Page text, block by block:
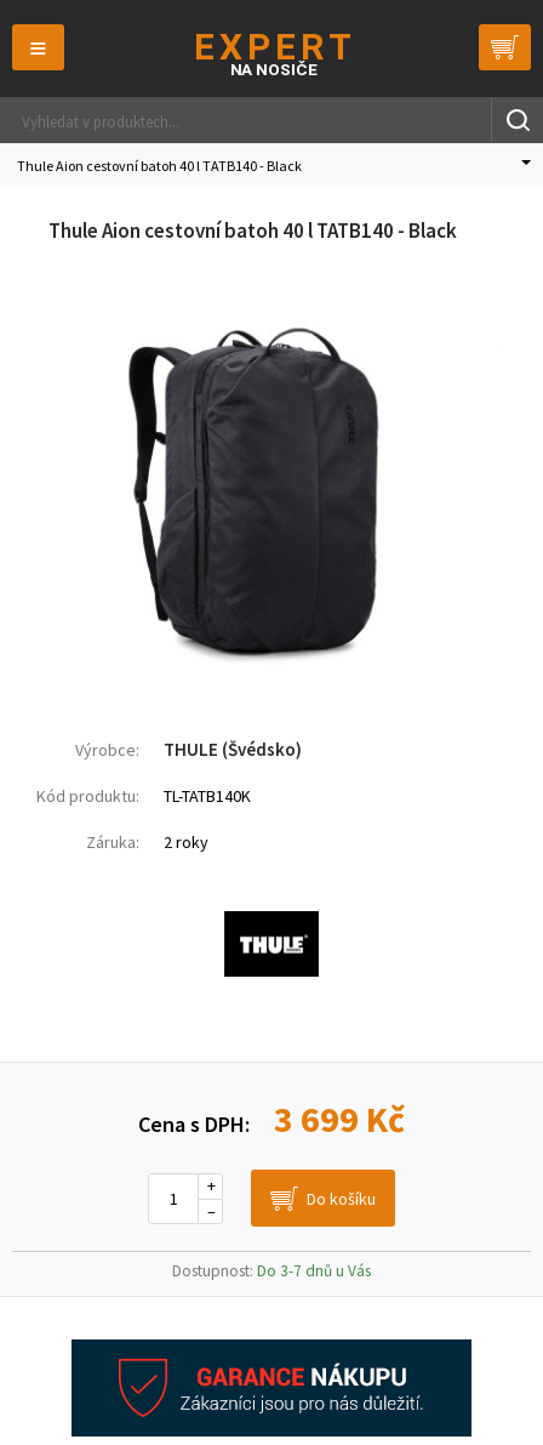
≡
Thule Aion cestovní batoh 40 l TATB140 - Black
Thule Aion cestovní batoh 40 l TATB140 - Black
Výrobce: THULE (Švédsko)
Kód produktu: TL-TATB140K
Záruka: 2 roky
Cena s DPH: 3 699 Kč
–
+
Dostupnost: Do 3-7 dnů u Vás